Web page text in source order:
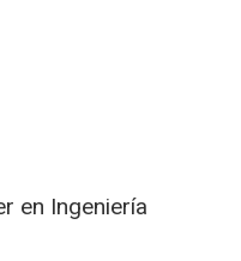
en Ingeniería